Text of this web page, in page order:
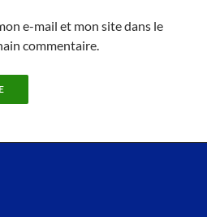
e-mail et mon site dans le
commentaire.